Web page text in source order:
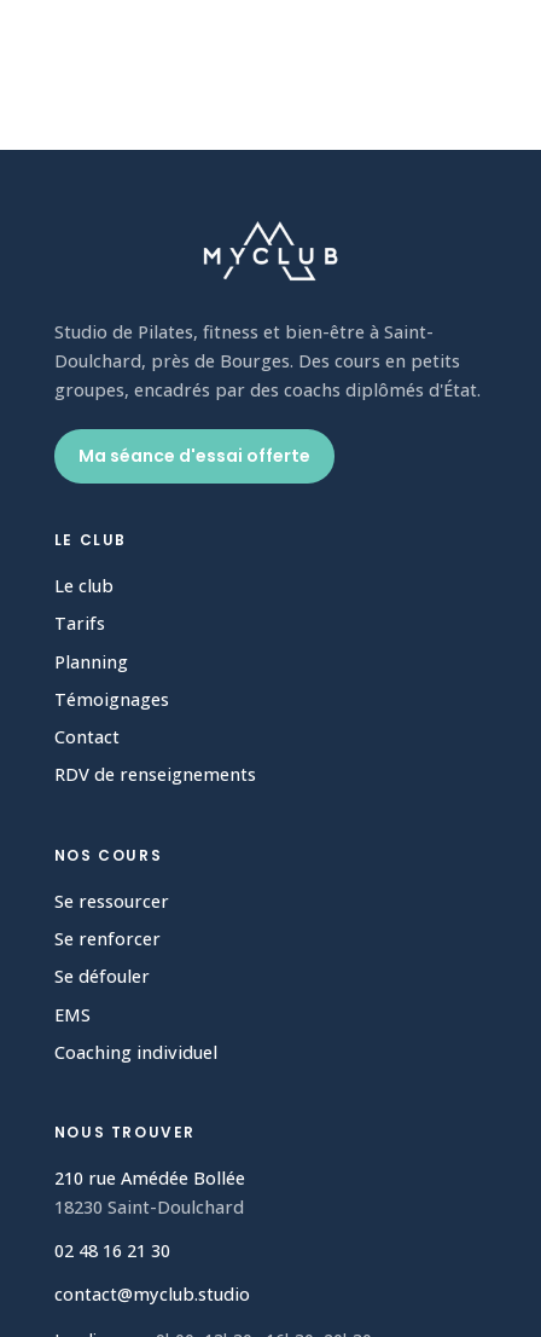
Studio de Pilates, fitness et bien-être à Saint-
Doulchard, près de Bourges. Des cours en petits
groupes, encadrés par des coachs diplômés d'État.
Ma séance d'essai offerte
LE CLUB
Le club
Tarifs
Planning
Témoignages
Contact
RDV de renseignements
NOS COURS
Se ressourcer
Se renforcer
Se défouler
EMS
Coaching individuel
NOUS TROUVER
210 rue Amédée Bollée
18230 Saint-Doulchard
02 48 16 21 30
contact@myclub.studio